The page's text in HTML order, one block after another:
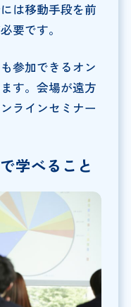
は移動手段を前
要です。
参加できるオン
す。会場が遠方
ラインセミナー
学べること